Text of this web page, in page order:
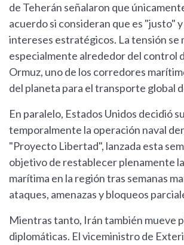
de Teherán señalaron que
acuerdo si consideran que es "justo"
intereses estratégicos. La tensión se
especialmente alrededor del control
Ormuz, uno de los corredores
del planeta para el transporte global
En paralelo, Estados Unidos decidió
temporalmente la operación naval
"Proyecto Libertad", lanzada esta
objetivo de restablecer plenamente
marítima en la región tras semanas
ataques, amenazas y bloqueos
Mientras tanto, Irán también mueve
diplomáticas. El viceministro de